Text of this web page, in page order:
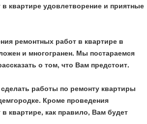
квартире удовлетворение и приятные
ремонтных работ в квартире в
и многогранен. Мы постараемся
о том, что Вам предстоит.
работы по ремонту квартиры
Кроме проведения
квартире, как правило, Вам будет